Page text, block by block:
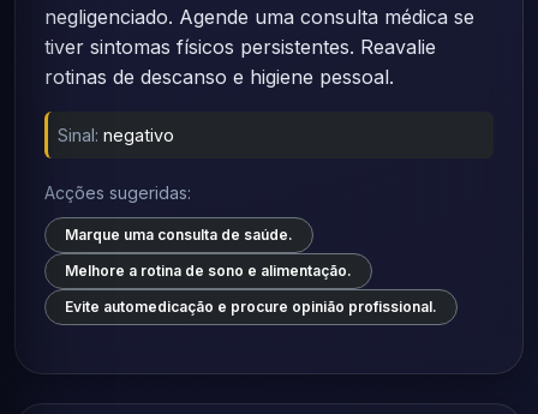
negligenciado. Agende uma consulta médica se
tiver sintomas físicos persistentes. Reavalie
rotinas de descanso e higiene pessoal.
Sinal: negativo
Acções sugeridas:
Marque uma consulta de saúde.
Melhore a rotina de sono e alimentação.
Evite automedicação e procure opinião profissional.